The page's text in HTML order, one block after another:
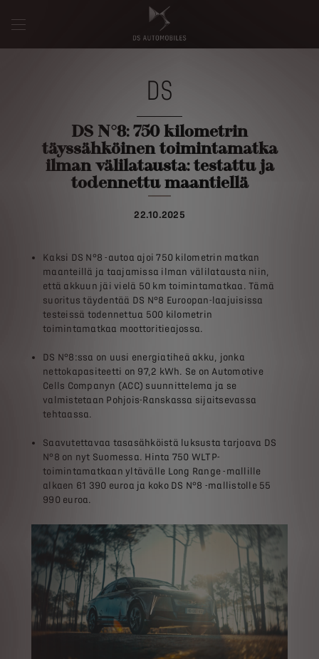
DS
DS N°8: 750 kilometrin
täyssähköinen toimintamatka
ilman välilatausta: testattu ja
todennettu maantiellä
22.10.2025
Kaksi DS N°8 -autoa ajoi 750 kilometrin matkan
maanteillä ja taajamissa ilman välilatausta niin,
että akkuun jäi vielä 50 km toimintamatkaa. Tämä
suoritus täydentää DS N°8 Euroopan-laajuisissa
testeissä todennettua 500 kilometrin
toimintamatkaa moottoritieajossa.
DS N°8:ssa on uusi energiatiheä akku, jonka
nettokapasiteetti on 97,2 kWh. Se on Automotive
Cells Companyn (ACC) suunnittelema ja se
valmistetaan Pohjois-Ranskassa sijaitsevassa
tehtaassa.
Saavutettavaa tasasähköistä luksusta tarjoava DS
N°8 on nyt Suomessa. Hinta 750 WLTP-
toimintamatkaan yltävälle Long Range -mallille
alkaen 61 390 euroa ja koko DS N°8 -mallistolle 55
990 euroa.